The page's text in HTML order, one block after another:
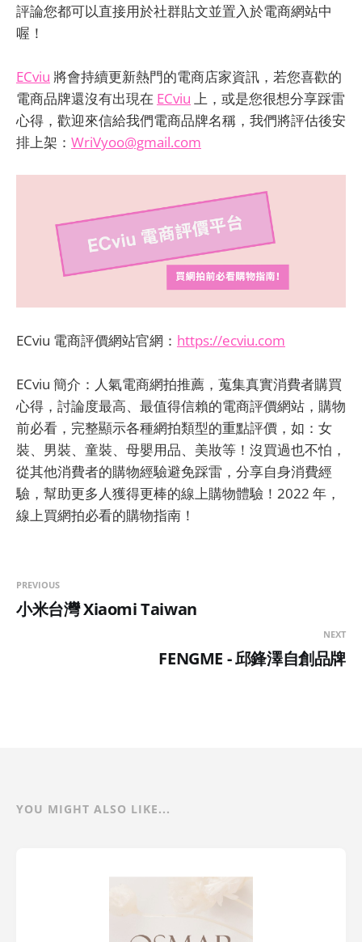
評論您都可以直接用於社群貼文並置入於電商網站中
喔！
ECviu 將會持續更新熱門的電商店家資訊，若您喜歡的
電商品牌還沒有出現在 ECviu 上，或是您很想分享踩雷
心得，歡迎來信給我們電商品牌名稱，我們將評估後安
排上架： WriVyoo@gmail.com
ECviu 電商評價網站官網： https://ecviu.com
ECviu 簡介：人氣電商網拍推薦，蒐集真實消費者購買
心得，討論度最高、最值得信賴的電商評價網站，購物
前必看，完整顯示各種網拍類型的重點評價，如：女
裝、男裝、童裝、母嬰用品、美妝等！沒買過也不怕，
從其他消費者的購物經驗避免踩雷，分享自身消費經
驗，幫助更多人獲得更棒的線上購物體驗！2022 年，
線上買網拍必看的購物指南！
PREVIOUS
小米台灣 Xiaomi Taiwan
NEXT
FENGME - 邱鋒澤自創品牌
YOU MIGHT ALSO LIKE...